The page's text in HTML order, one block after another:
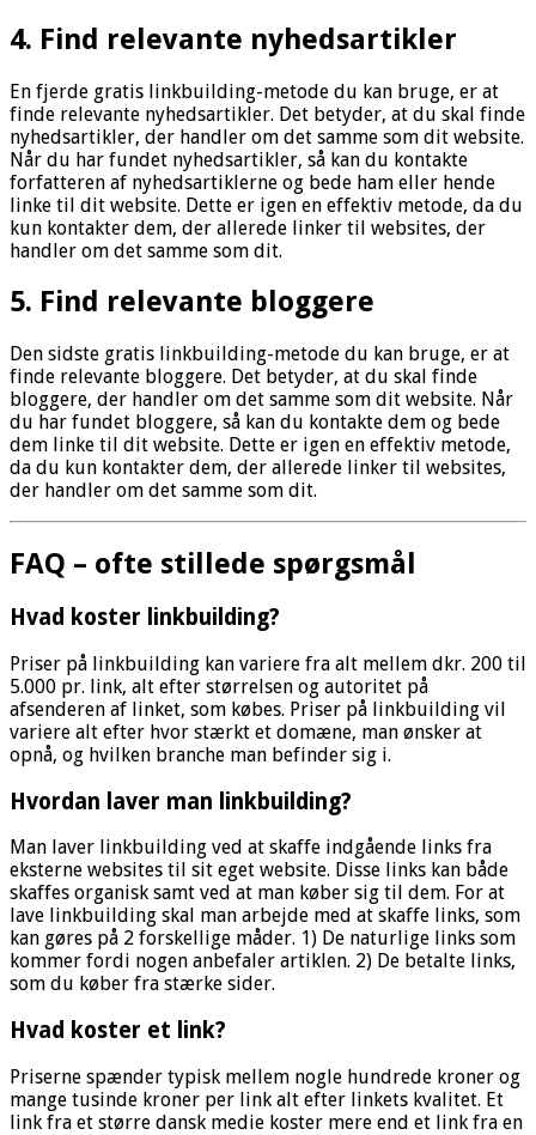
4. Find relevante nyhedsartikler
En fjerde gratis linkbuilding-metode du kan bruge, er at
finde relevante nyhedsartikler. Det betyder, at du skal finde
nyhedsartikler, der handler om det samme som dit website.
Når du har fundet nyhedsartikler, så kan du kontakte
forfatteren af nyhedsartiklerne og bede ham eller hende
linke til dit website. Dette er igen en effektiv metode, da du
kun kontakter dem, der allerede linker til websites, der
handler om det samme som dit.
5. Find relevante bloggere
Den sidste gratis linkbuilding-metode du kan bruge, er at
finde relevante bloggere. Det betyder, at du skal finde
bloggere, der handler om det samme som dit website. Når
du har fundet bloggere, så kan du kontakte dem og bede
dem linke til dit website. Dette er igen en effektiv metode,
da du kun kontakter dem, der allerede linker til websites,
der handler om det samme som dit.
FAQ – ofte stillede spørgsmål
Hvad koster linkbuilding?
Priser på linkbuilding kan variere fra alt mellem dkr. 200 til
5.000 pr. link, alt efter størrelsen og autoritet på
afsenderen af linket, som købes. Priser på linkbuilding vil
variere alt efter hvor stærkt et domæne, man ønsker at
opnå, og hvilken branche man befinder sig i.
Hvordan laver man linkbuilding?
Man laver linkbuilding ved at skaffe indgående links fra
eksterne websites til sit eget website. Disse links kan både
skaffes organisk samt ved at man køber sig til dem. For at
lave linkbuilding skal man arbejde med at skaffe links, som
kan gøres på 2 forskellige måder. 1) De naturlige links som
kommer fordi nogen anbefaler artiklen. 2) De betalte links,
som du køber fra stærke sider.
Hvad koster et link?
Priserne spænder typisk mellem nogle hundrede kroner og
mange tusinde kroner per link alt efter linkets kvalitet. Et
link fra et større dansk medie koster mere end et link fra en